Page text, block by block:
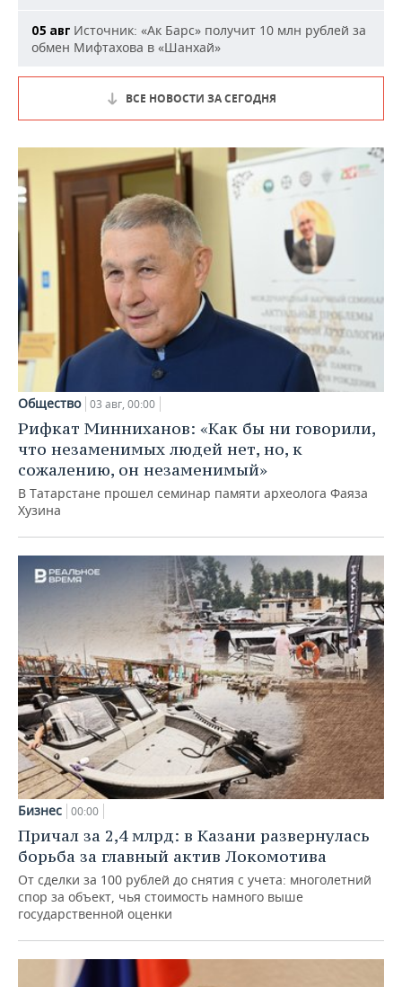
05 авг Источник: «Ак Барс» получит 10 млн рублей за
обмен Мифтахова в «Шанхай»
ВСЕ НОВОСТИ ЗА СЕГОДНЯ
Общество 03 авг, 00:00
Рифкат Минниханов: «Как бы ни говорили,
что незаменимых людей нет, но, к
сожалению, он незаменимый»
В Татарстане прошел семинар памяти археолога Фаяза
Хузина
Бизнес 00:00
Причал за 2,4 млрд: в Казани развернулась
борьба за главный актив Локомотива
От сделки за 100 рублей до снятия с учета: многолетний
спор за объект, чья стоимость намного выше
государственной оценки